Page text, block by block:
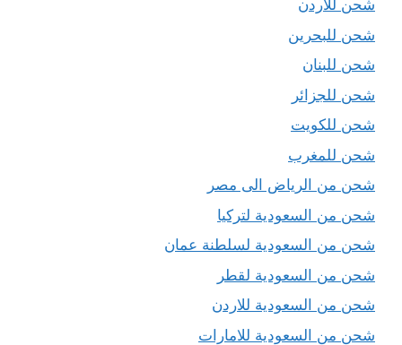
شحن للاردن
شحن للبحرين
شحن للبنان
شحن للجزائر
شحن للكويت
شحن للمغرب
شحن من الرياض الى مصر
شحن من السعودية لتركيا
شحن من السعودية لسلطنة عمان
شحن من السعودية لقطر
شحن من السعودية للاردن
شحن من السعودية للامارات